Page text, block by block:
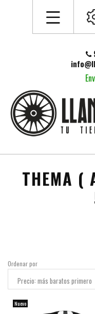
THEMA (
Ordenar por
Precio: más baratos primero
Nuevo